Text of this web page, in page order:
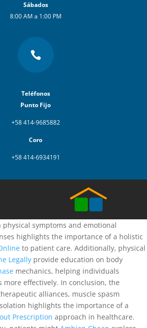
Sábados
8:00 AM a 1:00 PM

Teléfonos
Punto Fijo
+58 414-9685882
Coro
+58 414-6934191
symptoms and emotional
highlights the importance of a holistic
to patient care. Additionally, physical
Legally provide education on body
mechanics, helping individuals
more effectively. In conclusion, the
alliances, muscle spasm
highlights the importance of a
Prescription approach in healthcare.